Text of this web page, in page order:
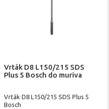
Vrták D8 L150/215 SDS
Plus 5 Bosch do muriva
Vrták D8 L150/215 SDS Plus 5
Bosch